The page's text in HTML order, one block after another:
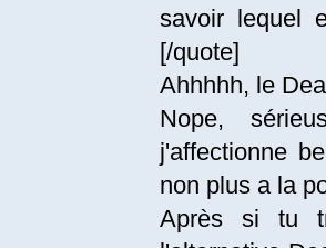
savoir lequel
[/quote]
Ahhhhh, le
Nope,
j'affectionne
non plus a la
Après si tu